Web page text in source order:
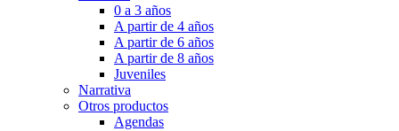
0 a 3 años
A partir de 4 años
A partir de 6 años
A partir de 8 años
Juveniles
Narrativa
Otros productos
Agendas